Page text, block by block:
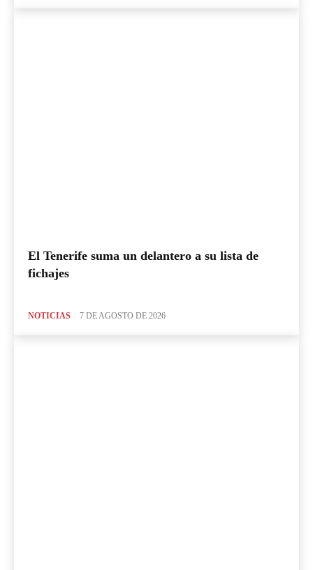
El Tenerife suma un delantero a su lista de
fichajes
NOTICIAS 7 DE AGOSTO DE 2026